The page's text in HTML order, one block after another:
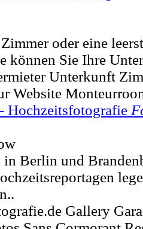
oder eine
können Sie Ihre
Unterkunft
Website
Hochzeitsfotografie
Berlin und
Gallery